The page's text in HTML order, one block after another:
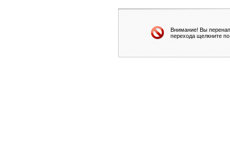
Внимание! Вы
перехода щелкните